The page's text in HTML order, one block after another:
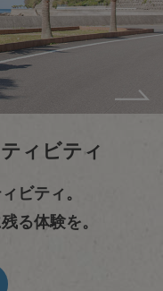
ィビティ
ビティ。
る体験を。